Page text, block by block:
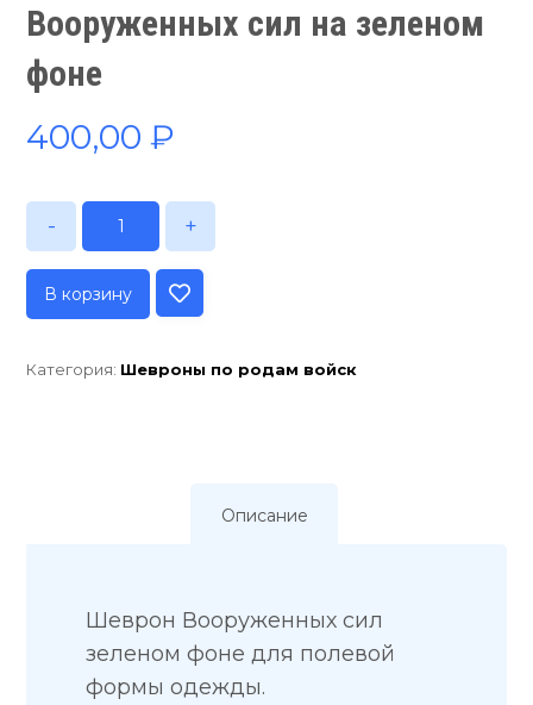
Вооруженных сил на зеленом
фоне
400,00₽
- +
В корзину
Категория: Шевроны по родам войск
Описание
Шеврон Вооруженных сил
зеленом фоне для полевой
формы одежды.